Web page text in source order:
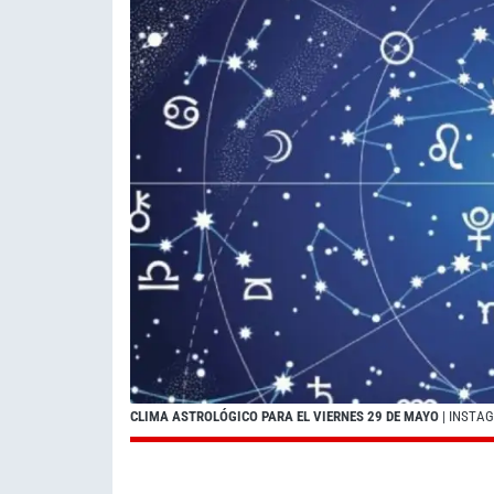
CLIMA ASTROLÓGICO PARA EL VIERNES 29 DE MAYO |